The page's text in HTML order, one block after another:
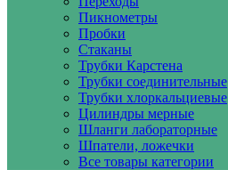
Пикнометры
Пробки
Стаканы
Трубки Карстена
Трубки соединительные
Трубки хлоркальциевые
Цилиндры мерные
Шланги лабораторные
Шпатели, ложечки
Все товары категории